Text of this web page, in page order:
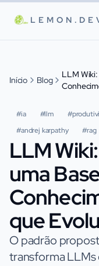
Início Blog
LLM
#ia #llm #
#andrej karpathy #rag
LLM
uma
que
O padrão
transforma LLMs